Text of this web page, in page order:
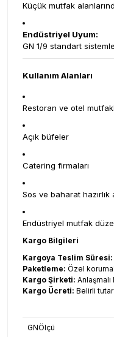
Küçük mutfak
Endüstriyel Uyum:
GN 1/9 standart
Kullanım Alanları
Restoran ve otel
Açık büfeler
Catering firmaları
Sos ve baharat hazırlık
Endüstriyel mutfak
Kargo Bilgileri
Kargoya Teslim Süresi:
Paketleme: Özel
Kargo Şirketi:
Kargo Ücreti: Belirli
GNÖlçü